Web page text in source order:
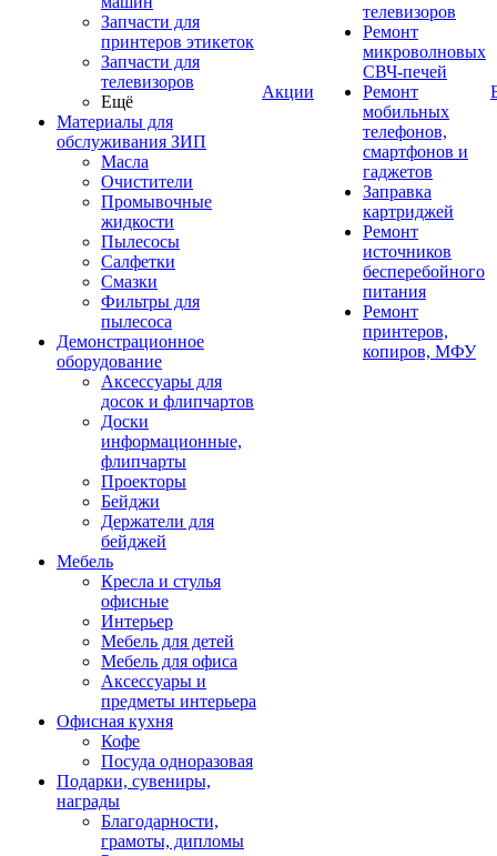
Запчасти для
принтеров этикеток
Запчасти для
телевизоров
Ещё
Материалы для
обслуживания ЗИП
Масла
Очистители
Промывочные
жидкости
Пылесосы
Салфетки
Смазки
Фильтры для
пылесоса
Демонстрационное
оборудование
Аксессуары для
досок и флипчартов
Доски
информационные,
флипчарты
Проекторы
Бейджи
Держатели для
бейджей
Мебель
Кресла и стулья
офисные
Интерьер
Мебель для детей
Мебель для офиса
Аксессуары и
предметы интерьера
Офисная кухня
Кофе
Посуда одноразовая
Подарки, сувениры,
награды
Благодарности,
грамоты, дипломы
Акции
телевизоров
Ремонт
микроволновых
СВЧ-печей
Ремонт
мобильных
телефонов,
смартфонов и
гаджетов
Заправка
картриджей
Ремонт
источников
бесперебойного
питания
Ремонт
принтеров,
копиров, МФУ